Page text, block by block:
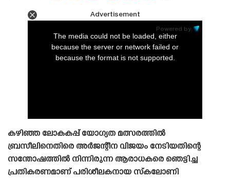
Advertisement
Powered by:
The media could not be loaded, either
because the server or network failed or
because the format is not supported.
കഴിഞ്ഞ ലോകകപ്പ് യോഗ്യത മത്സരത്തിൽ
ബ്രസീലിനെതിരെ അർജന്റീന വിജയം നേടിയതിന്റെ
സന്തോഷത്തിൽ നിന്നിരുന്ന ആരാധകരെ ഞെട്ടിച്ച
പ്രതികരണമാണ് പരിശീലകനായ സ്‌കലോണി